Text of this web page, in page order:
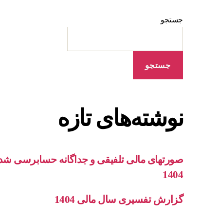
جستجو
جستجو
نوشته‌های تازه
1404
گزارش تفسیری سال مالی 1404